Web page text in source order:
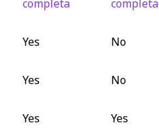
completa
completa
Yes No
Yes No
Yes Yes